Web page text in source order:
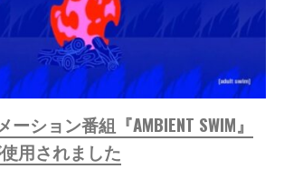
ション番組『AMBIENT SWIM』
用されました